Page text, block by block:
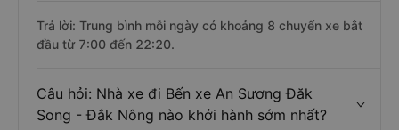
Trả lời: Trung bình mỗi ngày có khoảng 8 chuyến xe bắt
đầu từ 7:00 đến 22:20.
Câu hỏi: Nhà xe đi Bến xe An Sương Đăk
Song - Đắk Nông nào khởi hành sớm nhất?